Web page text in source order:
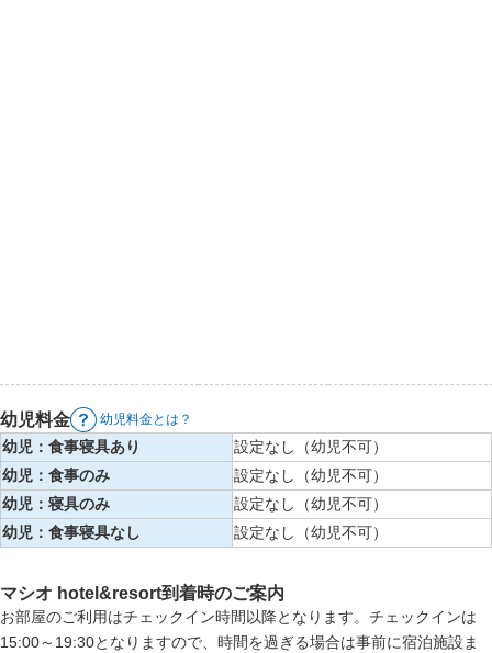
幼児料金 幼児料金とは？
幼児：食事寝具あり
設定なし（幼児不可）
幼児：食事のみ
設定なし（幼児不可）
幼児：寝具のみ
設定なし（幼児不可）
幼児：食事寝具なし
設定なし（幼児不可）
マシオ hotel&resort到着時のご案内
お部屋のご利用はチェックイン時間以降となります。チェックインは
15:00～19:30となりますので、時間を過ぎる場合は事前に宿泊施設ま